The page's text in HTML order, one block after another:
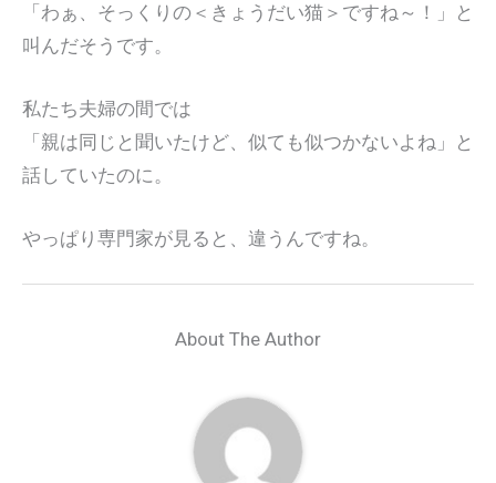
「わぁ、そっくりの＜きょうだい猫＞ですね～！」と
叫んだそうです。
私たち夫婦の間では
「親は同じと聞いたけど、似ても似つかないよね」と
話していたのに。
やっぱり専門家が見ると、違うんですね。
About The Author